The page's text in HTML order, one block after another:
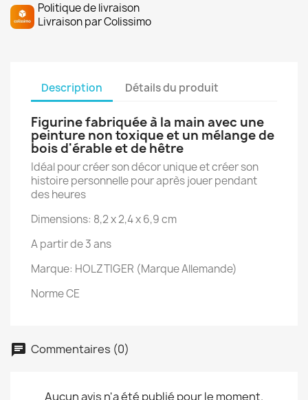
Politique de livraison
Livraison par Colissimo
Description Détails du produit
Figurine fabriquée à la main avec une
peinture non toxique et un mélange de
bois d'érable et de hêtre
Idéal pour créer son décor unique et créer son
histoire personnelle pour après jouer pendant
des heures
Dimensions: 8,2 x 2,4 x 6,9 cm
A partir de 3 ans
Marque: HOLZTIGER (Marque Allemande)
Norme CE
Commentaires (0)
Aucun avis n'a été publié pour le moment.